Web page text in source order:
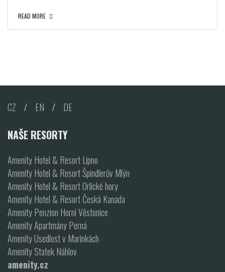
READ MORE
CZ / EN / DE
NAŠE RESORTY
Amenity Hotel & Resort Lipno
Amenity Hotel & Resort Špindlerův Mlýn
Amenity Hotel & Resort Orlické hory
Amenity Hotel & Resort Česká Kanada
Amenity Penzion Horní Věstonice
Amenity Apartmány Perná
Amenity Usedlost v Marinkách
Amenity Statek Náhlov
amenity.cz